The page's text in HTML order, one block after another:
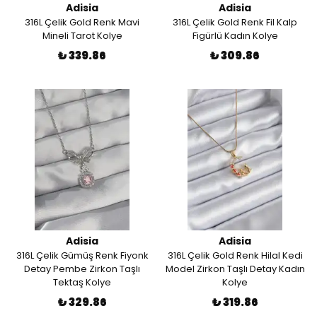
Adisia
316L Çelik Gold Renk Mavi
Mineli Tarot Kolye
₺ 339.86
Adisia
316L Çelik Gold Renk Fil Kalp
Figürlü Kadın Kolye
₺ 309.86
Adisia
316L Çelik Gümüş Renk Fiyonk
Detay Pembe Zirkon Taşlı
Tektaş Kolye
₺ 329.86
Adisia
316L Çelik Gold Renk Hilal Kedi
Model Zirkon Taşlı Detay Kadın
Kolye
₺ 319.86